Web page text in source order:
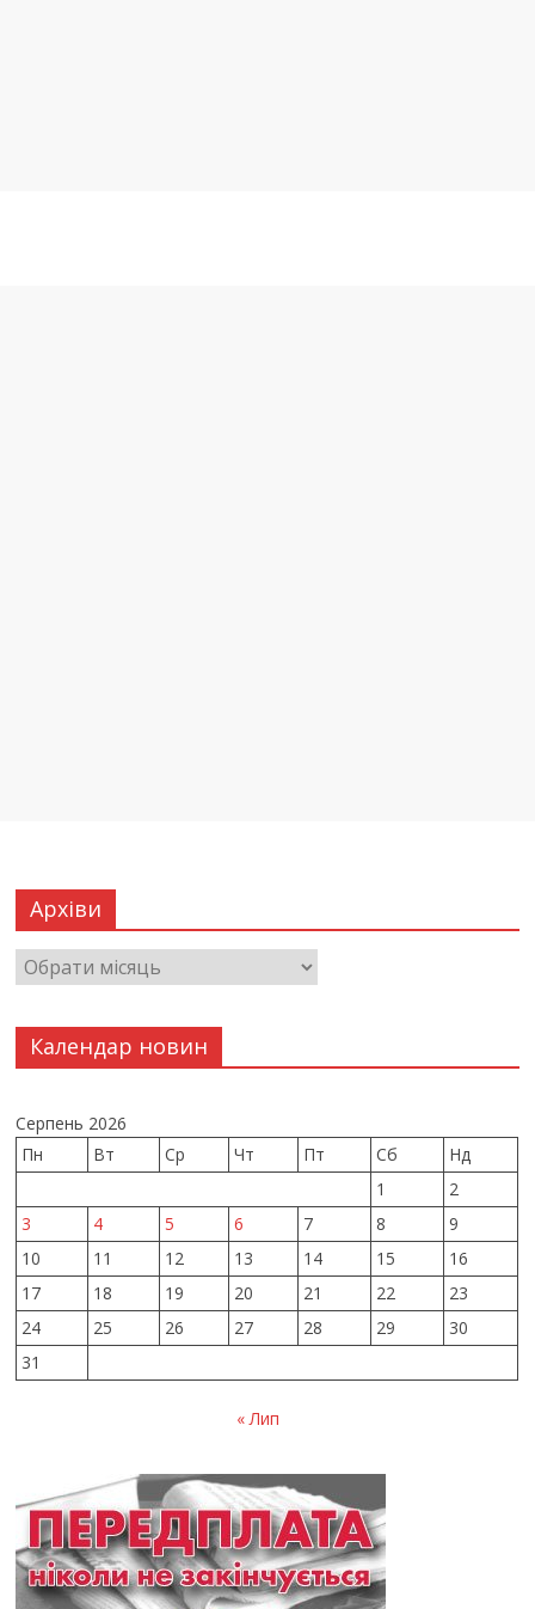
Архіви
Календар новин
Серпень 2026
Пн
Вт Ср Чт Пт Сб
Нд
1
2
3
4 5 6 7 8
9
10
11 12 13 14 15
16
17
18 19 20 21 22
23
24
25 26 27 28 29
30
31
« Лип